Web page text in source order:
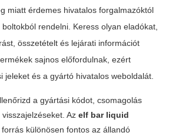
miatt érdemes hivatalos forgalmazóktól
rendelni. Keress olyan eladókat,
összetételt és lejárati információt
sajnos előfordulnak, ezért
jeleket és a gyártó hivatalos weboldalát.
a gyártási kódot, csomagolás
Az elf bar liquid
különösen fontos az állandó